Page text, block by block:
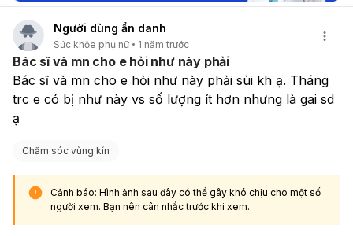
Người dùng ẩn danh
Sức khỏe phụ nữ 1 năm trước
Bác sĩ và mn cho e hỏi như này phải
Bác sĩ và mn cho e hỏi như này phải sùi kh ạ. Tháng
trc e có bị như này vs số lượng ít hơn nhưng là gai sd
ạ
Chăm sóc vùng kín
Cảnh báo: Hình ảnh sau đây có thể gây khó chịu cho một số
người xem. Bạn nên cân nhắc trước khi xem.